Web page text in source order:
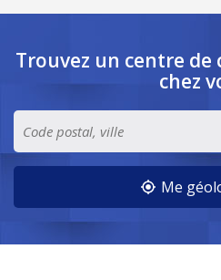
Trouvez un centre de
chez
Me